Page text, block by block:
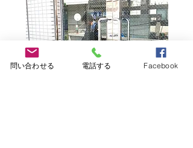
問い合わせる 電話する Facebook